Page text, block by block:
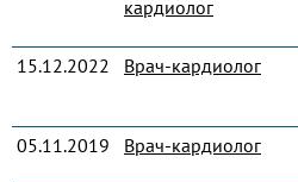
кардиолог
15.12.2022
Врач-кардиолог
05.11.2019
Врач-кардиолог